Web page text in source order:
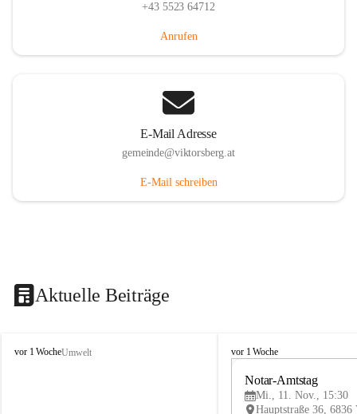
+43 5523 64712
Anrufen
E-Mail Adresse
gemeinde@viktorsberg.at
E-Mail schreiben
Aktuelle Beiträge
V
vor 1 WocheUmwelt
V
vor 1 Woche
Notar-Amtstag
Mi., 11. Nov., 15:30